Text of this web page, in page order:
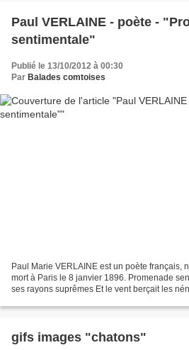
Paul VERLAINE - poète -
sentimentale"
Publié le 13/10/2012 à 00:30
Par Balades comtoises
Paul Marie VERLAINE est un poète français,
mort à Paris le 8 janvier 1896. Promenade
ses rayons suprêmes Et le vent berçait les
gifs images "chatons"